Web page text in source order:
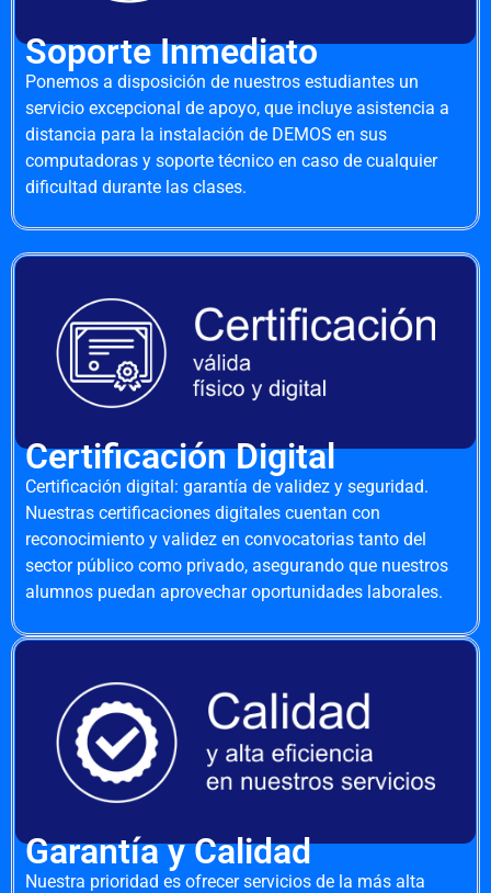
Soporte Inmediato
Ponemos a disposición de nuestros estudiantes un
servicio excepcional de apoyo, que incluye asistencia a
distancia para la instalación de DEMOS en sus
computadoras y soporte técnico en caso de cualquier
dificultad durante las clases.
Certificación Digital
Certificación digital: garantía de validez y seguridad.
Nuestras certificaciones digitales cuentan con
reconocimiento y validez en convocatorias tanto del
sector público como privado, asegurando que nuestros
alumnos puedan aprovechar oportunidades laborales.
Garantía y Calidad
Nuestra prioridad es ofrecer servicios de la más alta